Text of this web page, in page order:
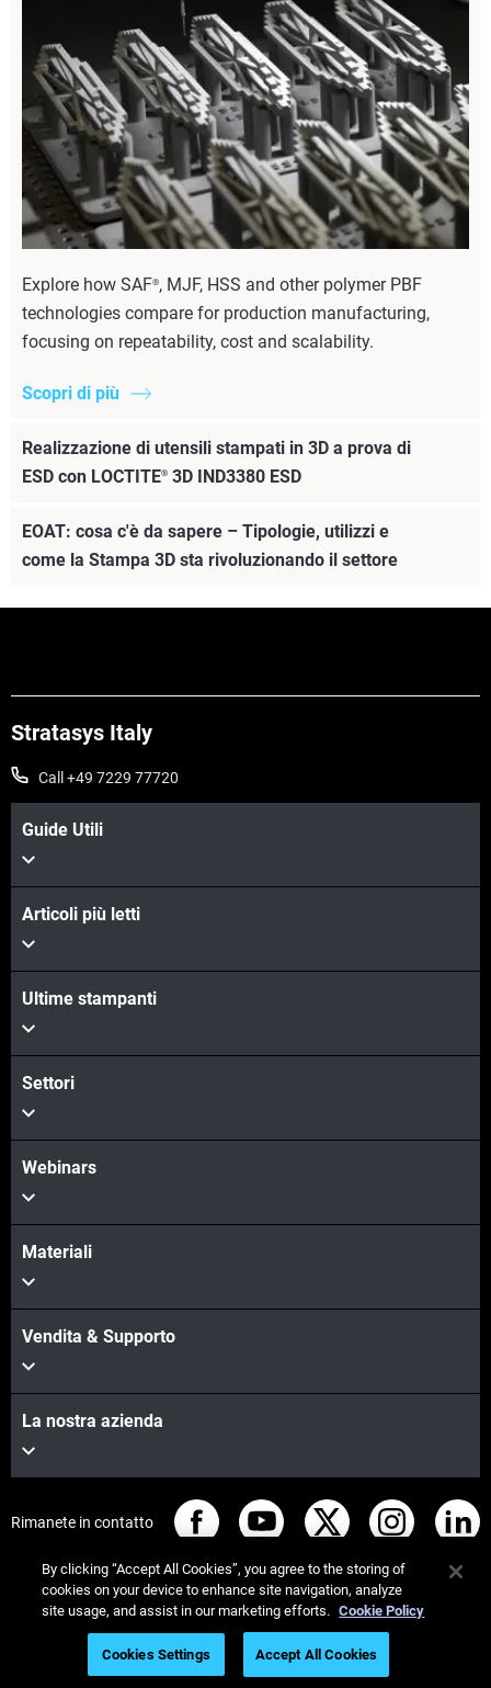
Explore how SAF®, MJF, HSS and other polymer PBF
technologies compare for production manufacturing,
focusing on repeatability, cost and scalability.
Scopri di più
Realizzazione di utensili stampati in 3D a prova di
ESD con LOCTITE® 3D IND3380 ESD
EOAT: cosa c'è da sapere – Tipologie, utilizzi e
come la Stampa 3D sta rivoluzionando il settore
Scopri di più
Stratasys Italy
Call +49 7229 77720
Guide Utili
Articoli più letti
Ultime stampanti
Settori
Webinars
Materiali
Vendita & Supporto
La nostra azienda
Rimanete in contatto
© Stratasys 2026
Informazioni legali
Informativa sulla privacy
Regolamento REACH
By clicking “Accept All Cookies”, you agree to the storing of
cookies on your device to enhance site navigation, analyze
site usage, and assist in our marketing efforts. Cookie Policy
Cookies Settings Accept All Cookies